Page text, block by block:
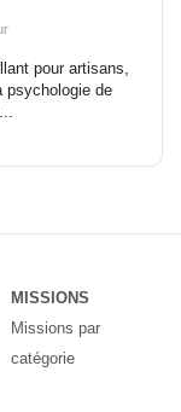
pour artisans,
psychologie de
MISSIONS
Missions par
catégorie